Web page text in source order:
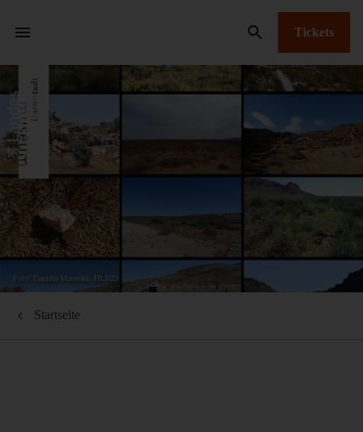
Tickets
Foto: Daniela Matenaar, HLMD
Startseite